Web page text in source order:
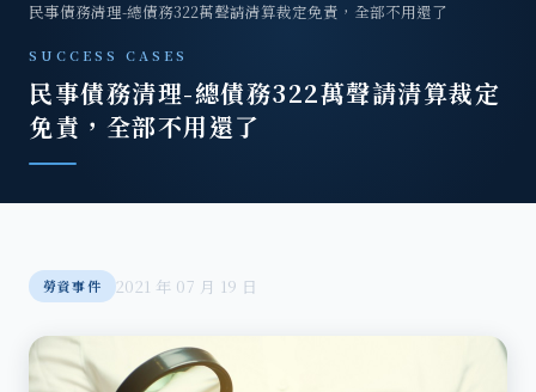
民事債務清理-總債務322萬聲請清算裁定免責，全部不用還了
SUCCESS CASES
民事債務清理-總債務322萬聲請清算裁定
免責，全部不用還了
勞資事件 2021 年 07 月 19 日